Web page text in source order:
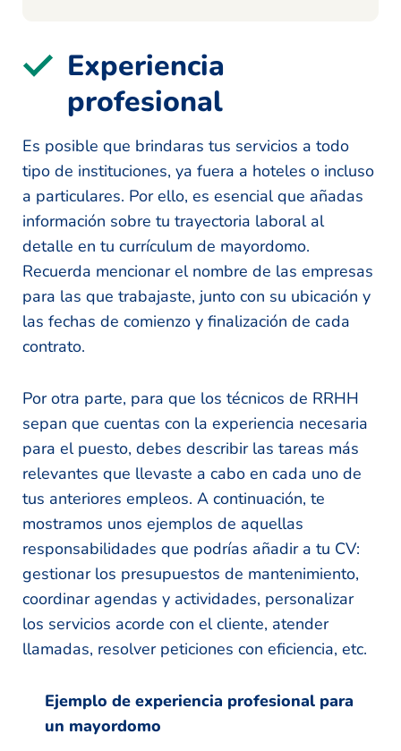
Experiencia
profesional
Es posible que brindaras tus servicios a todo
tipo de instituciones, ya fuera a hoteles o incluso
a particulares. Por ello, es esencial que añadas
información sobre tu trayectoria laboral al
detalle en tu currículum de mayordomo.
Recuerda mencionar el nombre de las empresas
para las que trabajaste, junto con su ubicación y
las fechas de comienzo y finalización de cada
contrato.
Por otra parte, para que los técnicos de RRHH
sepan que cuentas con la experiencia necesaria
para el puesto, debes describir las tareas más
relevantes que llevaste a cabo en cada uno de
tus anteriores empleos. A continuación, te
mostramos unos ejemplos de aquellas
responsabilidades que podrías añadir a tu CV:
gestionar los presupuestos de mantenimiento,
coordinar agendas y actividades, personalizar
los servicios acorde con el cliente, atender
llamadas, resolver peticiones con eficiencia, etc.
Ejemplo de experiencia profesional para
un mayordomo